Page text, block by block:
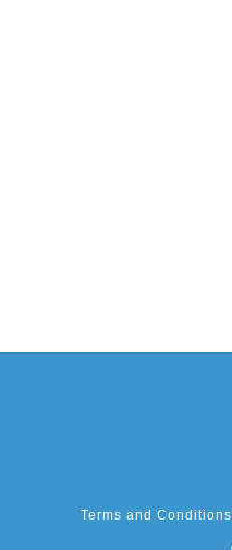
Terms and